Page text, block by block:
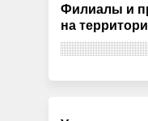
Филиалы и
на